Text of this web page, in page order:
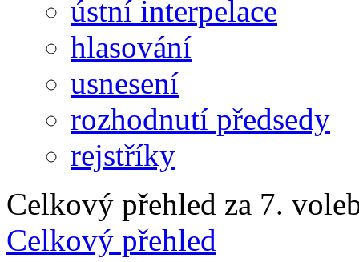
ústní interpelace
hlasování
usnesení
rozhodnutí předsedy
rejstříky
Celkový přehled za 7.
Celkový přehled